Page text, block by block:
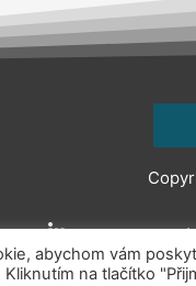
Obchodní
abychom vám
na tlačítko